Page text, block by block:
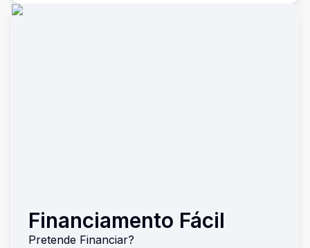
Financiamento Fácil
Pretende Financiar?